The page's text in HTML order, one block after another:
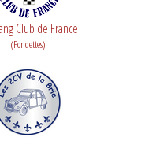
Club de France
(Fondettes)